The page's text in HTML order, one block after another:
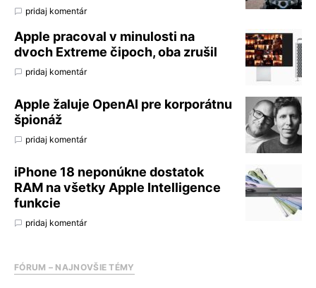
pridaj komentár
Apple pracoval v minulosti na
dvoch Extreme čipoch, oba zrušil
pridaj komentár
Apple žaluje OpenAI pre korporátnu
špionáž
pridaj komentár
iPhone 18 neponúkne dostatok
RAM na všetky Apple Intelligence
funkcie
pridaj komentár
FÓRUM – NAJNOVŠIE TÉMY